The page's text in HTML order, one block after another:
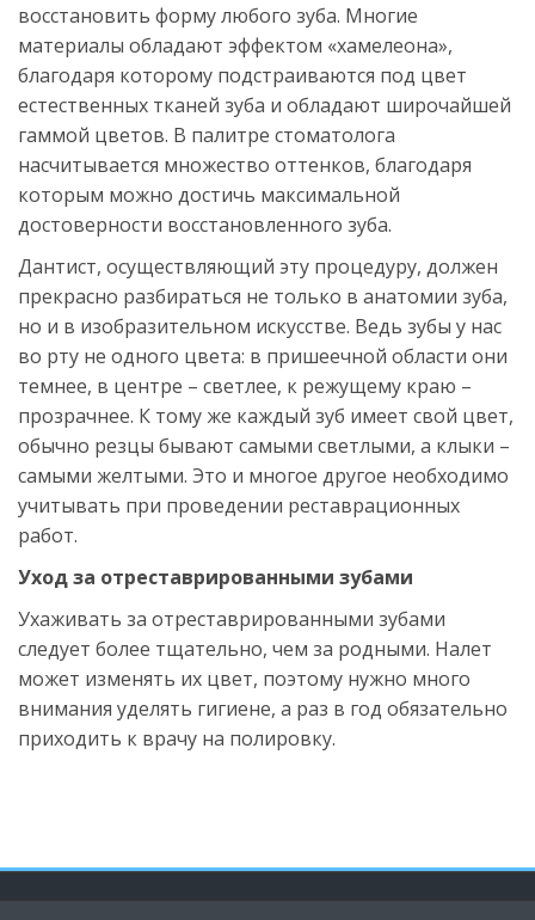
восстановить форму любого зуба. Многие
материалы обладают эффектом «хамелеона»,
благодаря которому подстраиваются под цвет
естественных тканей зуба и обладают широчайшей
гаммой цветов. В палитре стоматолога
насчитывается множество оттенков, благодаря
которым можно достичь максимальной
достоверности восстановленного зуба.
Дантист, осуществляющий эту процедуру, должен
прекрасно разбираться не только в анатомии зуба,
но и в изобразительном искусстве. Ведь зубы у нас
во рту не одного цвета: в пришеечной области они
темнее, в центре – светлее, к режущему краю –
прозрачнее. К тому же каждый зуб имеет свой цвет,
обычно резцы бывают самыми светлыми, а клыки –
самыми желтыми. Это и многое другое необходимо
учитывать при проведении реставрационных
работ.
Уход за отреставрированными зубами
Ухаживать за отреставрированными зубами
следует более тщательно, чем за родными. Налет
может изменять их цвет, поэтому нужно много
внимания уделять гигиене, а раз в год обязательно
приходить к врачу на полировку.